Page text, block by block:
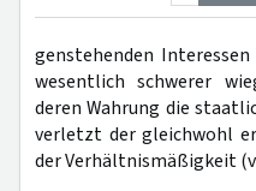
genstehenden
wesentlich schwerer
deren Wahrung die
verletzt der gleichwohl
der Verhältnismäßigkeit